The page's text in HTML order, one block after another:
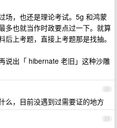
场，也还是理论考试。5g 和鸿蒙
多也就当作时政要点过一下。就算
上考题，直接上考题那是找抽。
说出「 hibernate 老旧」这种沙雕
22
么，目前没遇到过需要证的地方
23